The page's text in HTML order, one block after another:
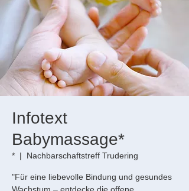
Infotext
Babymassage*
*
  |
Nachbarschaftstreff Trudering
"Für eine liebevolle Bindung und gesundes